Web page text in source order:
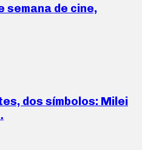
semana de cine,
dos símbolos: Milei